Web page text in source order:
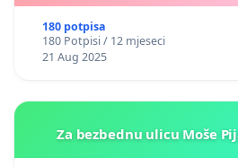
180 potpisa
180 Potpisi / 12 mjeseci
21 Aug 2025
Za bezbednu ulicu Moše